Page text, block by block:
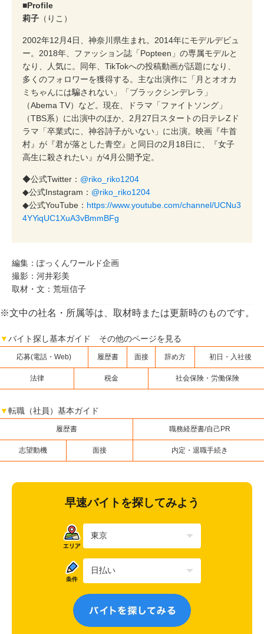
■Profile
莉子 （りこ）
2002年12月4日、神奈川県生まれ。2014年にモデルデビュ
ー。2018年、ファッション誌「Popteen」の専属モデルと
なり、人気に。同年、TikTokへの投稿動画が話題になり、
多くのフォロワーを獲得する。主な出演作に「月とオオカ
ミちゃんには騙されない」「ブラックシンデレラ」
（Abema TV）など。現在、ドラマ「ファイトソング」
（TBS系）に出演中のほか、2月27日スタートの日テレZド
ラマ「卒業式に、神谷詩子がいない」に出演。映画『牛首
村』が『君が落とした青空』と同日の2月18日に、『女子
高生に殺されたい』が4月公開予定。
◆公式Twitter： @riko_riko1204
◆公式Instagram： @riko_riko1204
◆公式YouTube： https://www.youtube.com/channel/UCNu3
4YYiqUC1XuA3vBmmBFg
編集：ぽっくんワールド企画
撮影：河井彩美
取材・文：荒垣信子
※文中の社名・所属等は、取材時または更新時のものです。
▼バイト探し基本ガイド その他のページを見る
応募(電話・Web) 履歴書 面接 辞め方 初日・入社後
法律 税金 社会保険・労働保険
▼転職（社員）基本ガイド
履歴書 職務経歴書/自己PR
志望動機 面接 内定・退職手続き
早速バイトを探してみよう